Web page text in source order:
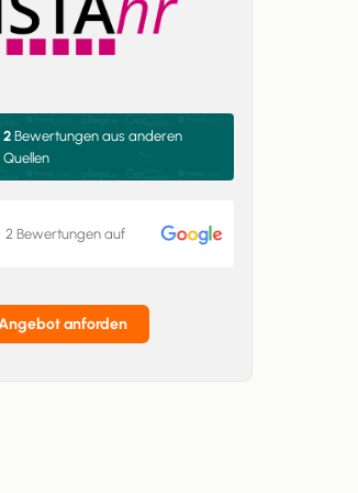
2 Bewertungen aus anderen
Quellen
2 Bewertungen auf
anforden